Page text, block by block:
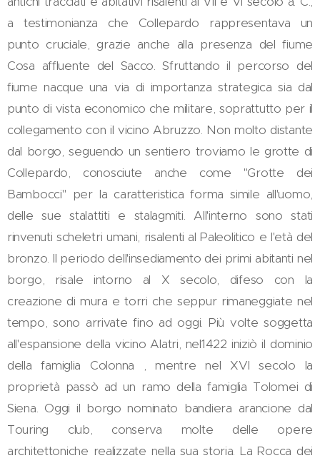
a testimonianza che Collepardo rappresentava un
punto cruciale, grazie anche alla presenza del fiume
Cosa affluente del Sacco. Sfruttando il percorso del
fiume nacque una via di importanza strategica sia dal
punto di vista economico che militare, soprattutto per il
collegamento con il vicino Abruzzo. Non molto distante
dal borgo, seguendo un sentiero troviamo le grotte di
Collepardo, conosciute anche come "Grotte dei
Bambocci" per la caratteristica forma simile all'uomo,
delle sue stalattiti e stalagmiti. All'interno sono stati
rinvenuti scheletri umani, risalenti al Paleolitico e l'età del
bronzo. Il periodo dell'insediamento dei primi abitanti nel
borgo, risale intorno al X secolo, difeso con la
creazione di mura e torri che seppur rimaneggiate nel
tempo, sono arrivate fino ad oggi. Più volte soggetta
all'espansione della vicino Alatri, nel1422 iniziò il dominio
della famiglia Colonna , mentre nel XVI secolo la
proprietà passò ad un ramo della famiglia Tolomei di
Siena. Oggi il borgo nominato bandiera arancione dal
Touring club, conserva molte delle opere
architettoniche realizzate nella sua storia. La Rocca dei